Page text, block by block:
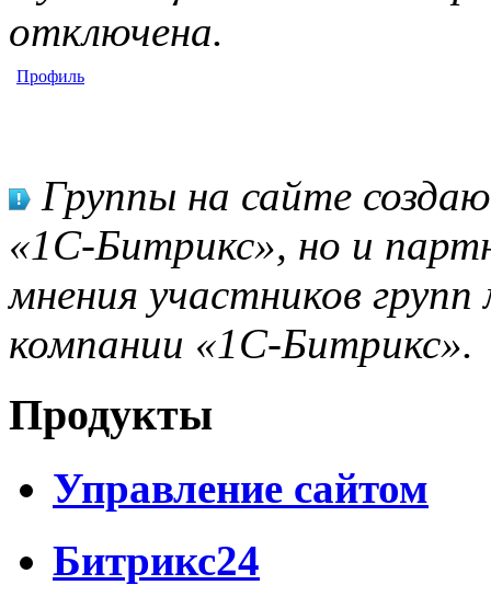
отключена.
Профиль
Группы на сайте
«1С-Битрикс», но и
мнения участников
компании «1С-Битрикс».
Продукты
Управление сайтом
Битрикс24